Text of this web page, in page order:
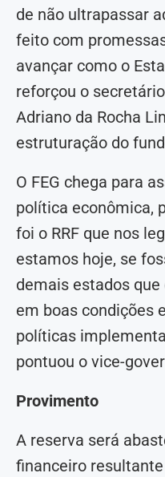
de não ultrapassar
feito com
avançar como o
reforçou o
Adriano da Rocha
estruturação do
O FEG chega para
política econômica,
foi o RRF que nos
estamos hoje, se
demais estados que
em boas condições
políticas
pontuou o vice-
Provimento
A reserva será
financeiro